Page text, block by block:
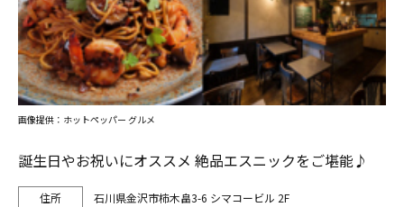
誕生日やお祝いにオススメ 絶品エスニックをご堪能♪
石川県金沢市柿木畠3-6 シマコービル 2F
画像提供：ホットペッパー グルメ